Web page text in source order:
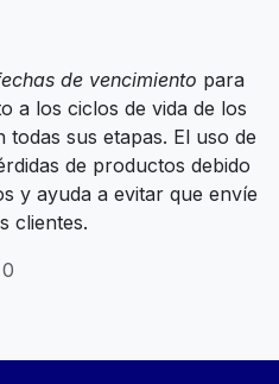
de vencimiento para
a los ciclos de vida de los
sus etapas. El uso de
de productos debido
y ayuda a evitar que envíe
clientes.
0